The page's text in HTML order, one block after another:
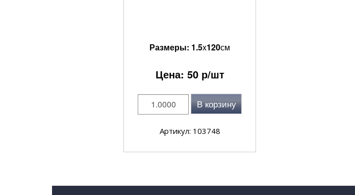
Размеры: 1.5x120см
Цена: 50р/шт
В корзину
Артикул: 103748